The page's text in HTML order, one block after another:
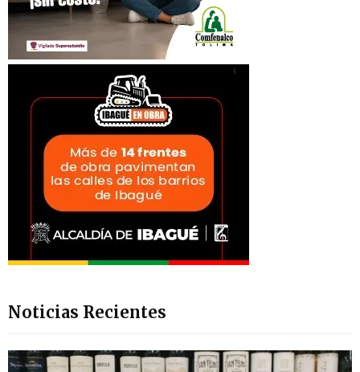
Noticias Recientes